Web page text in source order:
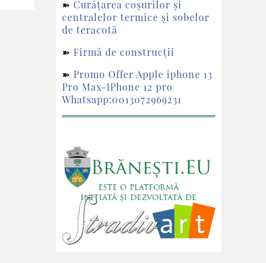
➽ Curățarea coșurilor și
centralelor termice și sobelor
de teracotă
➽ Firmă de construcții
➽ Promo Offer Apple iphone 13
Pro Max-IPhone 12 pro
Whatsapp:0013072969231